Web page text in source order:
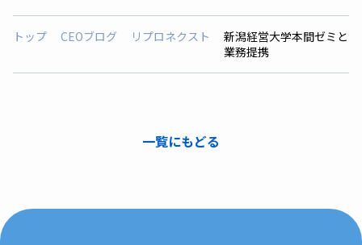
トップ CEOブログ リプロネクスト
新潟経営大学本間ゼミと
業務提携
一覧にもどる